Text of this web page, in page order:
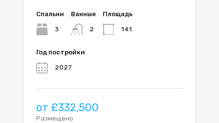
Спальни
3
Ванные
2
Площадь
141
Год постройки
2027
от £332,500
Размещено